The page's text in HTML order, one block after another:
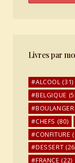
Livres par
ALCOOL (31)
BELGIQUE
CHEFS (80)
CONFITURE
DESSERT
FRANCE (22)